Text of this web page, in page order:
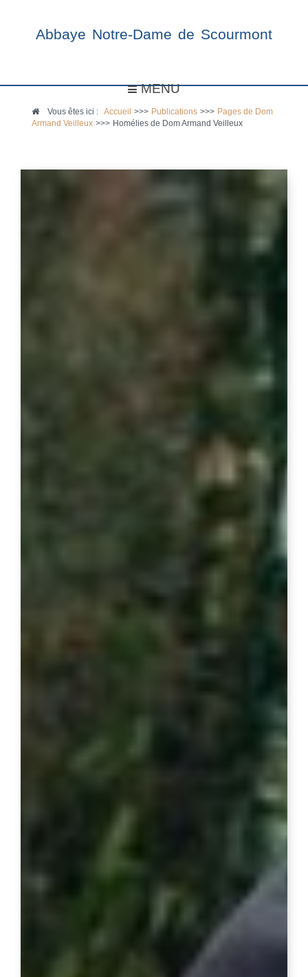
Abbaye Notre-Dame de Scourmont
MENU
Vous êtes ici :Accueil >>> Publications >>> Pages de Dom
Armand Veilleux >>> Homélies de Dom Armand Veilleux